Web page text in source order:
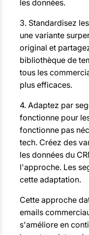
les données.
3. Standardisez
une variante
original et
bibliothèque de
tous les
plus efficaces.
4. Adaptez par
fonctionne pour
fonctionne pas
tech. Créez des
les données du
l'approche. Les
cette adaptation.
Cette approche
emails
s'améliore en